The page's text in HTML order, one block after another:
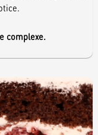
complexe.